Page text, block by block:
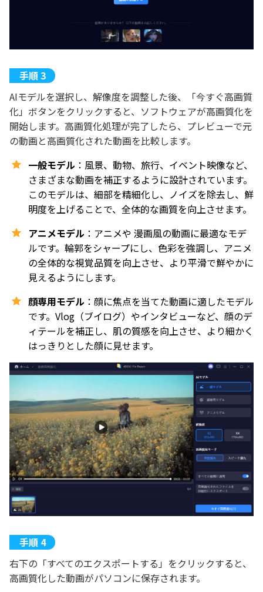
AIモデルを選択し、解像度を調整した後、「今すぐ高画質
化」ボタンをクリックすると、ソフトウェアが高画質化を
開始します。高画質化処理が完了したら、プレビューで元
の動画と高画質化された動画を比較します。
一般モデル ：風景、動物、旅行、イベント映像など、
さまざまな動画を補正するように設計されています。
このモデルは、細部を精細化し、ノイズを除去し、鮮
明度を上げることで、全体的な画質を向上させます。
アニメモデル ：アニメや 漫画風の動画に最適なモデ
ルです。輪郭をシャープにし、色彩を強調し、アニメ
の全体的な視覚品質を向上させ、より平滑で鮮やかに
見えるようにします。
顔専用モデル ：顔に焦点を当てた動画に適したモデル
です。Vlog（ブイログ）やインタビューなど、顔のデ
ィテールを補正し、肌の質感を向上させ、より細かく
はっきりとした顔に見せます。
右下の「すべてのエクスポートする」をクリックすると、
高画質化した動画がパソコンに保存されます。